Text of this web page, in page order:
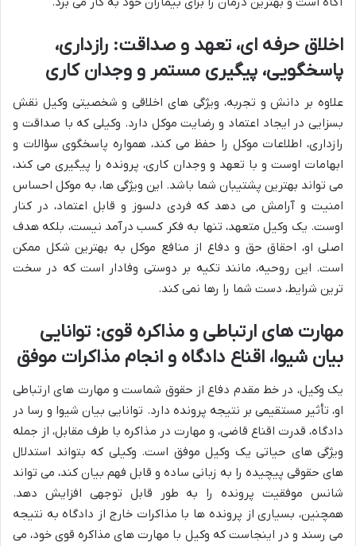
اخلاق حرفه ای، تعهد و صداقت: رازداری،
پاسخگویی، پیگیری مستمر و وجدان کاری
علاوه بر دانش و تجربه، ویژگی های اخلاقی و شخصیتی وکیل نقش
بسزایی در ایجاد اعتماد و رضایت موکل دارد. وکیلی که با صداقت و
رازداری، اطلاعات موکل را حفظ می کند، همواره پاسخگوی سؤالات و
ابهامات اوست و با تعهد و وجدان کاری، پرونده را پیگیری می کند،
می تواند بهترین پشتیبان شما باشد. این ویژگی ها، به موکل احساس
امنیت و آرامش می دهد که فردی دلسوز و قابل اعتماد، در کنار
اوست. یک وکیل متعهد، تنها به فکر کسب درآمد نیست، بلکه هدف
اصلی او، احقاق حق و دفاع از منافع موکل به بهترین شکل ممکن
است. این روحیه، مانند تکیه بر دوستی وفادار است که در سخت
ترین شرایط، دست شما را رها نمی کند.
مهارت های ارتباطی و مذاکره قوی: توانایی
بیان شیوا، اقناع دادگاه و انجام مذاکرات موفق
یک وکیل، در خط مقدم دفاع از حقوق شماست و مهارت های ارتباطی
او، تأثیر مستقیمی بر نتیجه پرونده دارد. توانایی بیان شیوا و رسا در
دادگاه، قدرت اقناع قاضی، و مهارت در مذاکره با طرف مقابل، از جمله
ویژگی های حیاتی یک وکیل موفق است. وکیلی که بتواند استدلال
های حقوقی پیچیده را به زبانی ساده و قابل فهم بیان کند، می تواند
شانس موفقیت پرونده را به طور قابل توجهی افزایش دهد.
همچنین، بسیاری از پرونده ها با مذاکرات خارج از دادگاه به نتیجه
می رسند و در اینجاست که وکیل با مهارت های مذاکره قوی خود، می